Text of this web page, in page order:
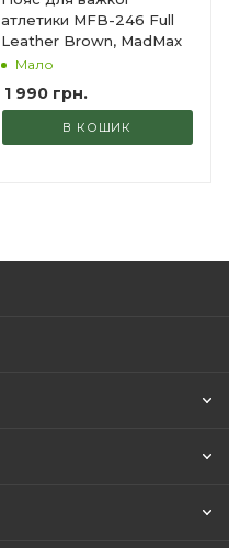
атлетики MFB-246 Full
Leather Brown, MadMax
Мало
1 990грн.
В КОШИК